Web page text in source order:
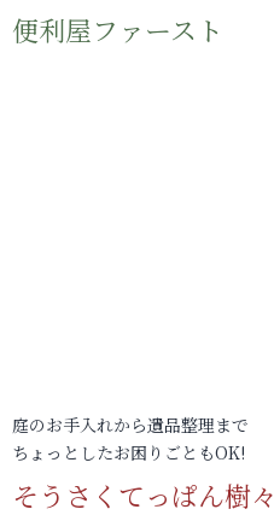
便利屋ファースト
庭のお手入れから遺品整理まで
ちょっとしたお困りごともOK!
そうさくてっぱん樹々